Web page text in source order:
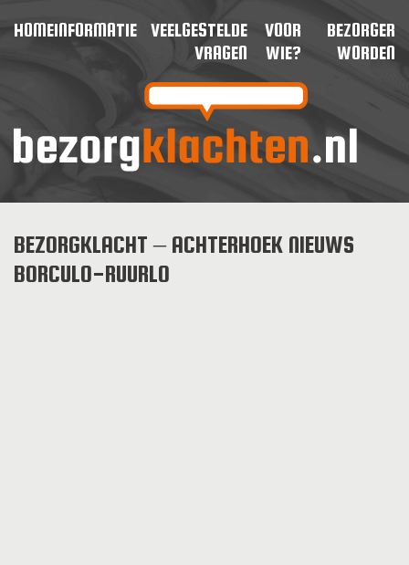
HOMEINFORMATIE
VEELGESTELDE
VRAGEN
VOOR
WIE?
BEZORGER
WORDEN
BEZORGKLACHT – ACHTERHOEK NIEUWS
BORCULO-RUURLO